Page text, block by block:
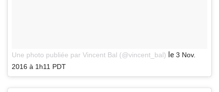
Une photo publiée par Vincent Bal (@vincent_bal) le 3 Nov.
2016 à 1h11 PDT